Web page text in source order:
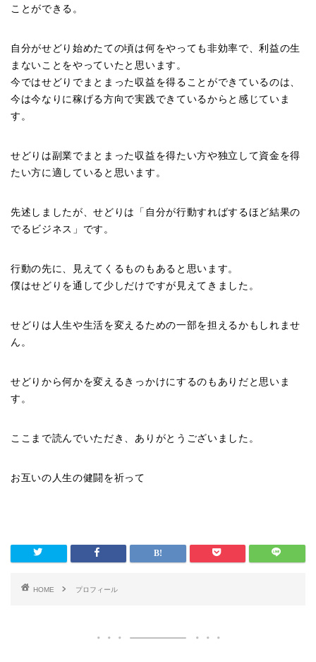
ことができる。
自分がせどり始めたての頃は何をやっても非効率で、利益の生
まないことをやっていたと思います。
今ではせどりでまとまった収益を得ることができているのは、
今は今なりに稼げる方向で実践できているからと感じていま
す。
せどりは副業でまとまった収益を得たい方や独立して資金を得
たい方に適していると思います。
先述しましたが、せどりは「自分が行動すればするほど結果の
でるビジネス」です。
行動の先に、見えてくるものもあると思います。
僕はせどりを通して少しだけですが見えてきました。
せどりは人生や生活を変えるための一部を担えるかもしれませ
ん。
せどりから何かを変えるきっかけにするのもありだと思いま
す。
ここまで読んでいただき、ありがとうございました。
お互いの人生の健闘を祈って
HOME プロフィール